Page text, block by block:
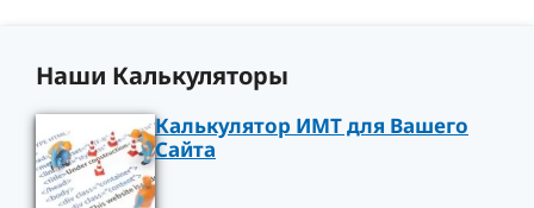
Наши Калькуляторы
Калькулятор ИМТ для Вашего
Сайта